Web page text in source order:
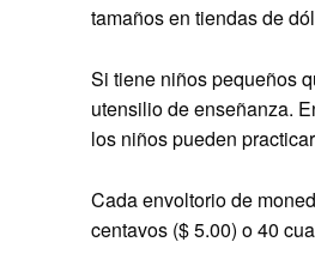
tamaños en tiendas de
Si tiene niños pequeños
utensilio de enseñanza.
los niños pueden
Cada envoltorio de
centavos ($ 5.00) o 40